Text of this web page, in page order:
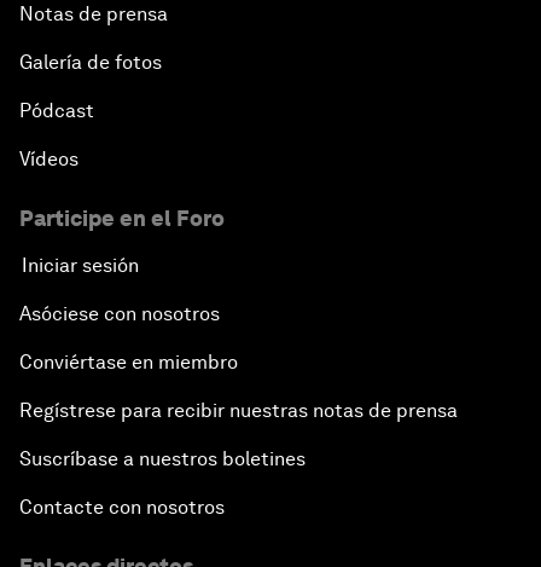
Notas de prensa
Galería de fotos
Pódcast
Vídeos
Participe en el Foro
Iniciar sesión
Asóciese con nosotros
Conviértase en miembro
Regístrese para recibir nuestras notas de prensa
Suscríbase a nuestros boletines
Contacte con nosotros